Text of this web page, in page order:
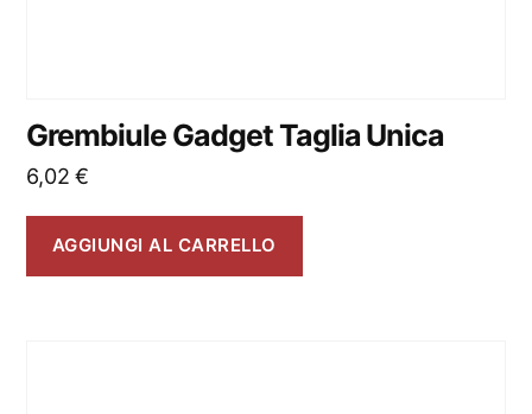
Grembiule Gadget Taglia Unica
6,02€
AGGIUNGI AL CARRELLO